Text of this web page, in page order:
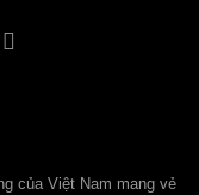
của Việt Nam mang vẻ